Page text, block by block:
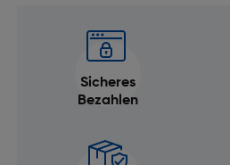
Sicheres
Bezahlen